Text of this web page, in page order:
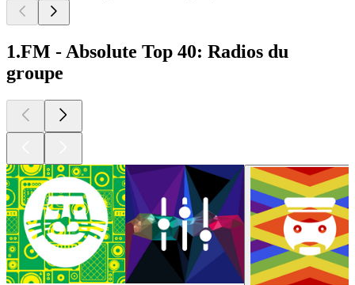
1.FM - Absolute Top 40: Radios du
groupe